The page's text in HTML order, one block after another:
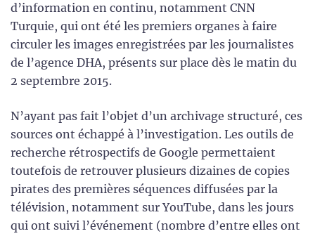
d’information en continu, notamment CNN
Turquie, qui ont été les premiers organes à faire
circuler les images enregistrées par les journalistes
de l’agence DHA, présents sur place dès le matin du
2 septembre 2015.
N’ayant pas fait l’objet d’un archivage structuré, ces
sources ont échappé à l’investigation. Les outils de
recherche rétrospectifs de Google permettaient
toutefois de retrouver plusieurs dizaines de copies
pirates des premières séquences diffusées par la
télévision, notamment sur YouTube, dans les jours
qui ont suivi l’événement (nombre d’entre elles ont